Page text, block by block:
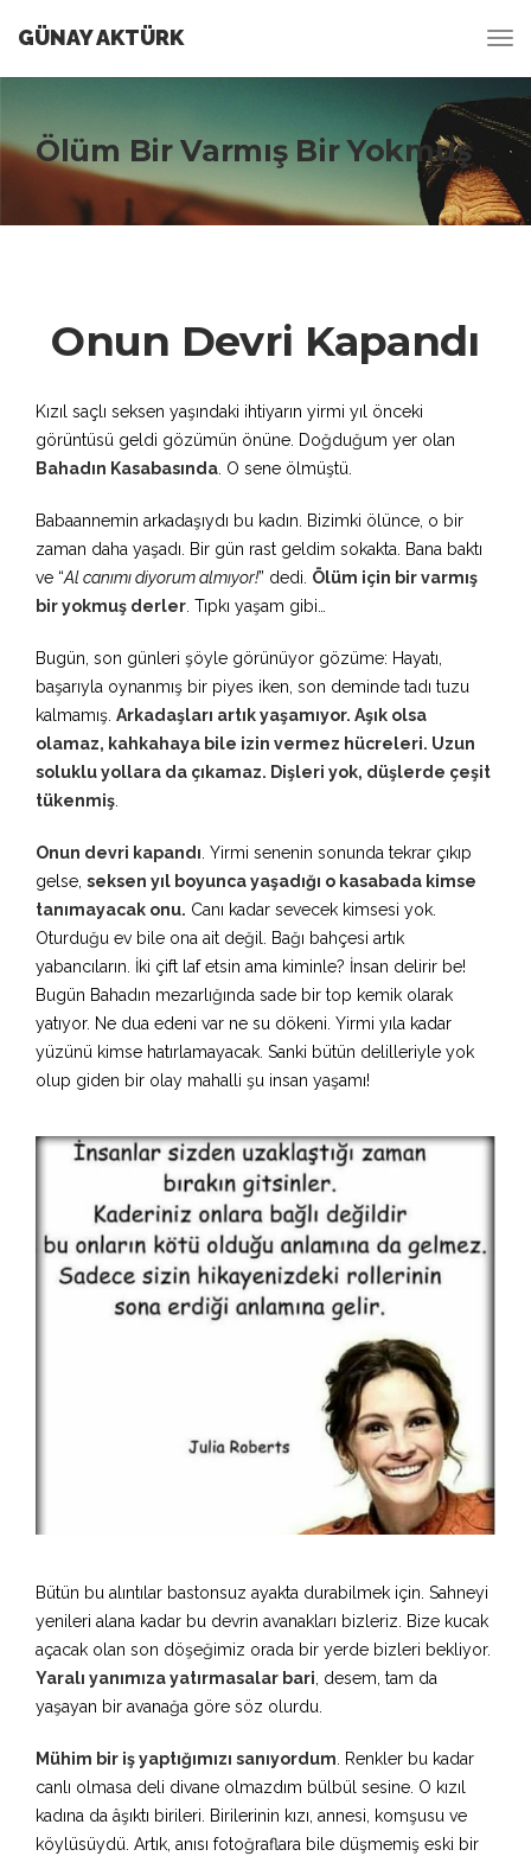
GÜNAY AKTÜRK
Ölüm Bir Varmış Bir Yokmuş
Onun Devri Kapandı
Kızıl saçlı seksen yaşındaki ihtiyarın yirmi yıl önceki
görüntüsü geldi gözümün önüne. Doğduğum yer olan
Bahadın Kasabasında . O sene ölmüştü.
Babaannemin arkadaşıydı bu kadın. Bizimki ölünce, o bir
zaman daha yaşadı. Bir gün rast geldim sokakta. Bana baktı
ve “Al canımı diyorum almıyor!” dedi. Ölüm için bir varmış
bir yokmuş derler . Tıpkı yaşam gibi…
Bugün, son günleri şöyle görünüyor gözüme: Hayatı,
başarıyla oynanmış bir piyes iken, son deminde tadı tuzu
kalmamış. Arkadaşları artık yaşamıyor. Aşık olsa
olamaz, kahkahaya bile izin vermez hücreleri. Uzun
soluklu yollara da çıkamaz. Dişleri yok, düşlerde çeşit
tükenmiş
Onun devri kapandı . Yirmi senenin sonunda tekrar çıkıp
gelse, seksen yıl boyunca yaşadığı o kasabada kimse
tanımayacak onu. Canı kadar sevecek kimsesi yok.
Oturduğu ev bile ona ait değil. Bağı bahçesi artık
yabancıların. İki çift laf etsin ama kiminle? İnsan delirir be!
Bugün Bahadın mezarlığında sade bir top kemik olarak
yatıyor. Ne dua edeni var ne su dökeni. Yirmi yıla kadar
yüzünü kimse hatırlamayacak. Sanki bütün delilleriyle yok
olup giden bir olay mahalli şu insan yaşamı!
Bütün bu alıntılar bastonsuz ayakta durabilmek için. Sahneyi
yenileri alana kadar bu devrin avanakları bizleriz. Bize kucak
açacak olan son döşeğimiz orada bir yerde bizleri bekliyor.
Yaralı yanımıza yatırmasalar bari, desem, tam da
yaşayan bir avanağa göre söz olurdu.
Mühim bir iş yaptığımızı sanıyordum. Renkler bu kadar
canlı olmasa deli divane olmazdım bülbül sesine. O kızıl
kadına da âşıktı birileri. Birilerinin kızı, annesi, komşusu ve
köylüsüydü. Artık, anısı fotoğraflara bile düşmemiş eski bir